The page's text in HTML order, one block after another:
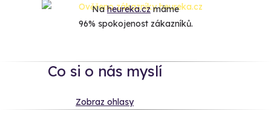
Naheureka.czmáme
96% spokojenost zákazníků.
Co si o nás myslí
Zobraz ohlasy